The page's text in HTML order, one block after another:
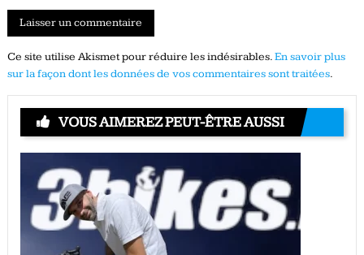
Ce site utilise Akismet pour réduire les indésirables.En savoir plus
sur la façon dont les données de vos commentaires sont traitées.
VOUS AIMEREZ PEUT-ÊTRE AUSSI